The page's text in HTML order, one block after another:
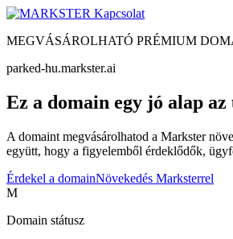
Kapcsolat
MEGVÁSÁROLHATÓ PRÉMIUM
parked-hu.markster.ai
Ez a domain egy jó alap az
A domaint megvásárolhatod a Markster
együtt, hogy a figyelemből érdeklődők,
Érdekel a domainNövekedés Marksterrel
M
Domain státusz